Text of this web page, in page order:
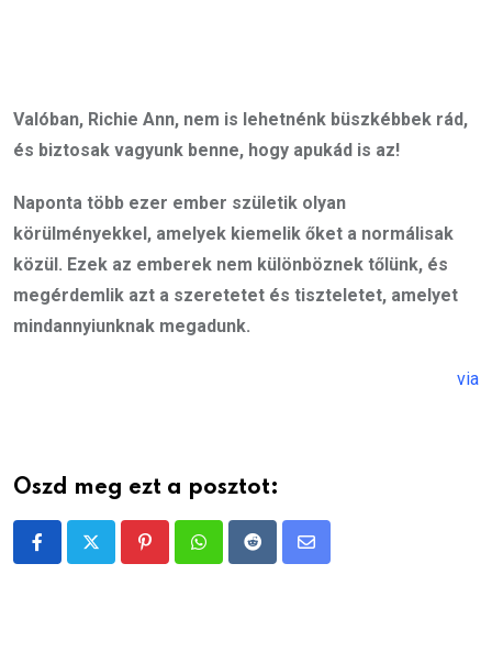
Valóban, Richie Ann, nem is lehetnénk büszkébbek rád,
és biztosak vagyunk benne, hogy apukád is az!
Naponta több ezer ember születik olyan
körülményekkel, amelyek kiemelik őket a normálisak
közül. Ezek az emberek nem különböznek tőlünk, és
megérdemlik azt a szeretetet és tiszteletet, amelyet
mindannyiunknak megadunk.
via
Oszd meg ezt a posztot:
PinterestWhatsappRedditShare